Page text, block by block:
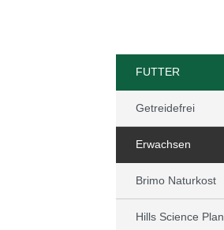
FUTTER
Getreidefrei
Erwachsen
Brimo Naturkost
Hills Science Plan